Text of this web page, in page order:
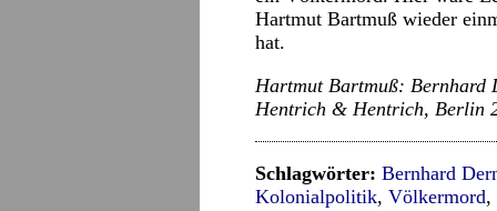
Hartmut Bartmuß wieder
hat.
Hartmut Bartmuß:
Hentrich & Hentrich, Berlin
Schlagwörter: Bernhard
Kolonialpolitik, Völkermord,